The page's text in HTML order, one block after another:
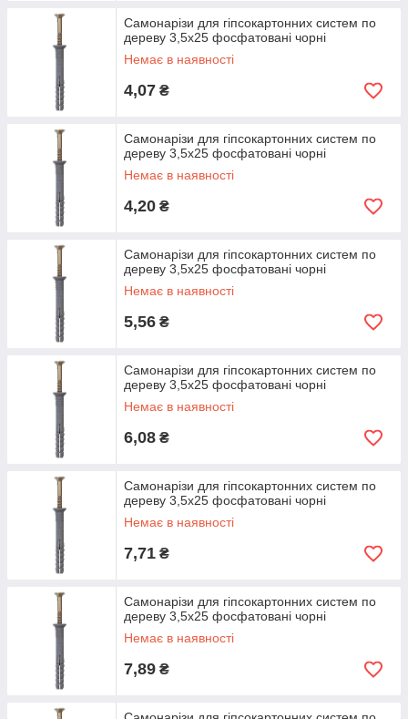
Самонарізи для гіпсокартонних систем по
дереву 3,5х25 фосфатовані чорні
Немає в наявності
4,07 ₴
Самонарізи для гіпсокартонних систем по
дереву 3,5х25 фосфатовані чорні
Немає в наявності
4,20 ₴
Самонарізи для гіпсокартонних систем по
дереву 3,5х25 фосфатовані чорні
Немає в наявності
5,56 ₴
Самонарізи для гіпсокартонних систем по
дереву 3,5х25 фосфатовані чорні
Немає в наявності
6,08 ₴
Самонарізи для гіпсокартонних систем по
дереву 3,5х25 фосфатовані чорні
Немає в наявності
7,71 ₴
Самонарізи для гіпсокартонних систем по
дереву 3,5х25 фосфатовані чорні
Немає в наявності
7,89 ₴